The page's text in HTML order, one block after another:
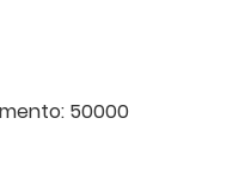
50000